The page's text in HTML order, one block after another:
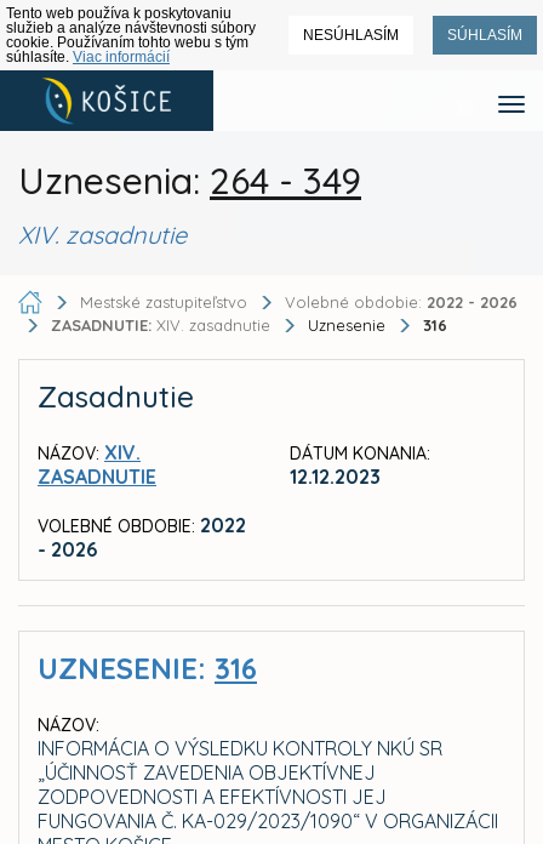
Tento web používa k poskytovaniu
služieb a analýze návštevnosti súbory
cookie. Používaním tohto webu s tým
súhlasíte. Viac informácií
NESÚHLASÍM SÚHLASÍM
Uznesenia: 264 - 349
XIV. zasadnutie
Mestské zastupiteľstvo Volebné obdobie: 2022 - 2026
ZASADNUTIE: XIV. zasadnutie Uznesenie 316
Zasadnutie
NÁZOV: XIV.
ZASADNUTIE
VOLEBNÉ OBDOBIE: 2022
- 2026
DÁTUM KONANIA:
12.12.2023
UZNESENIE: 316
NÁZOV:
INFORMÁCIA O VÝSLEDKU KONTROLY NKÚ SR
„ÚČINNOSŤ ZAVEDENIA OBJEKTÍVNEJ
ZODPOVEDNOSTI A EFEKTÍVNOSTI JEJ
FUNGOVANIA Č. KA-029/2023/1090“ V ORGANIZÁCII